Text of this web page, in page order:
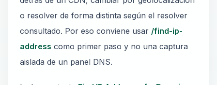
o resolver de forma distinta según el resolver
consultado. Por eso conviene usar /find-ip-
address como primer paso y no una captura
aislada de un panel DNS.